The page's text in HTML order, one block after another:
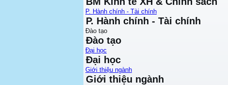
P. Hành chính - Tài chính
P. Hành chính - Tài chính
Đào tạo
Đào tạo
Đại học
Đại học
Giới thiệu ngành
Giới thiệu ngành